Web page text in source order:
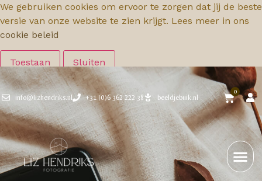
We gebruiken cookies om ervoor te zorgen dat jij de beste
versie van onze website te zien krijgt. Lees meer in ons
cookie beleid
Toestaan Sluiten
info@lizhendriks.nl +31 (0)6 362 222 38 beeldjebuik.nl
0